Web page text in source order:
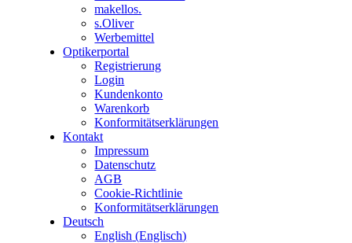
makellos.
s.Oliver
Werbemittel
Optikerportal
Registrierung
Login
Kundenkonto
Warenkorb
Konformitätserklärungen
Kontakt
Impressum
Datenschutz
AGB
Cookie-Richtlinie
Konformitätserklärungen
Deutsch
English (Englisch)